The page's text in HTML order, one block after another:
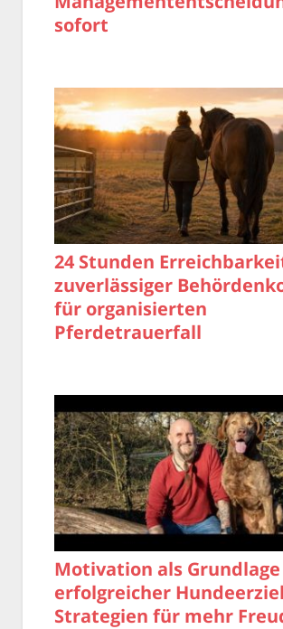
sofort
24 Stunden
zuverlässiger
für organisierten
Pferdetrauerfall
Motivation als Grundlage
erfolgreicher
Strategien für mehr